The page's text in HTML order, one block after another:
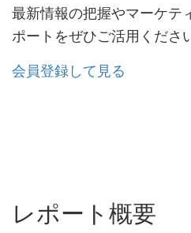
最新情報の把握やマーケテ
ポートをぜひご活用くださ
会員登録して見る
レポート概要